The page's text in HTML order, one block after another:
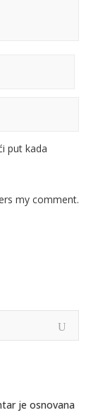
put kada
my comment.
je osnovana